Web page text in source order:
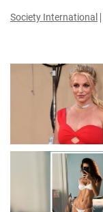
Society International